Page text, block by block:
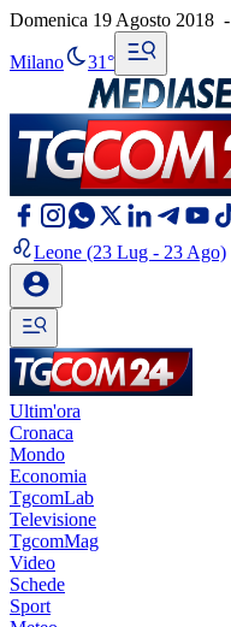
Domenica 19 Agosto 2018 -
Milano 31°
Leone (23 Lug - 23 Ago)
Ultim'ora
Cronaca
Mondo
Economia
TgcomLab
Televisione
TgcomMag
Video
Schede
Sport